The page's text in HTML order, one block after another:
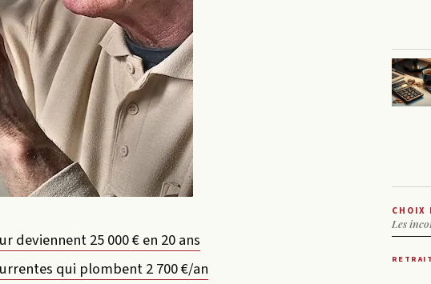
deviennent 25 000 € en 20 ans
qui plombent 2 700 €/an
CHOIX
Les